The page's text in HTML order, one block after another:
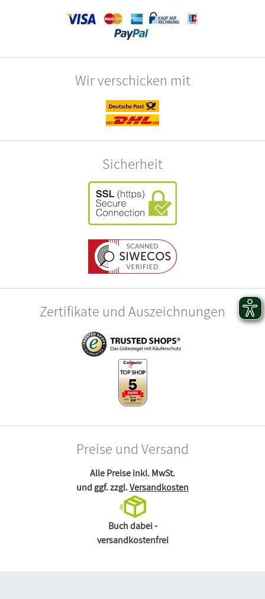
Wir verschicken mit
Sicherheit
Zertifikate und Auszeichnungen
Preise und Versand
Alle Preise inkl. MwSt.
und ggf. zzgl.Versandkosten
Buch dabei -
versandkostenfrei